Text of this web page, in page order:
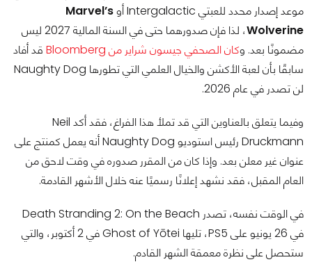
موعد إصدار محدد للعبتي Intergalactic أو
Marvel’s
Wolverine
، لذا فإن صدورهما حتى في السنة المالية 2027 ليس
مضمونًا بعد. وكان الصحفي جيسون شراير من Bloomberg
قد أفاد
سابقًا بأن لعبة الأكشن والخيال العلمي التي تطورها Naughty Dog
لن تصدر في عام 2026.
وفيما يتعلق بالعناوين التي قد تملأ هذا الفراغ، فقد أكد Neil
Druckmann رئيس استوديو Naughty Dog أنه يعمل كمنتج على
عنوان غير معلن بعد. وإذا كان من المقرر صدوره في وقت لاحق من
العام المقبل، فقد نشهد إعلانًا رسميًا عنه خلال الأشهر القادمة.
في الوقت نفسه، تصدر Death Stranding 2: On the Beach
في 26 يونيو على PS5، تليها Ghost of Yōtei في 2 أكتوبر، والتي
ستحصل على نظرة معمقة الشهر القادم.